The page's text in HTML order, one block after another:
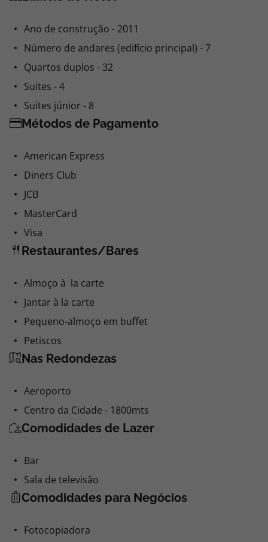
Ano de construção - 2011
Número de andares (edifício principal) - 7
Quartos duplos - 32
Suites - 4
Suites júnior - 8
Métodos de Pagamento
American Express
Diners Club
JCB
MasterCard
Visa
Restaurantes/Bares
Almoço à la carte
Jantar à la carte
Pequeno-almoço em buffet
Petiscos
Nas Redondezas
Aeroporto
Centro da Cidade - 1800mts
Comodidades de Lazer
Bar
Sala de televisão
Comodidades para Negócios
Fotocopiadora